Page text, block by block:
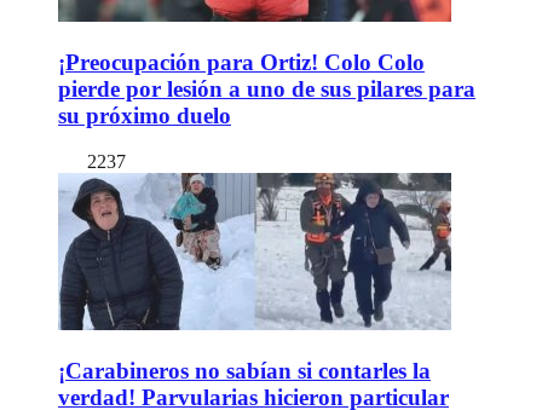
¡Preocupación para Ortiz! Colo Colo
pierde por lesión a uno de sus pilares para
su próximo duelo
2237
¡Carabineros no sabían si contarles la
verdad! Parvularias hicieron particular